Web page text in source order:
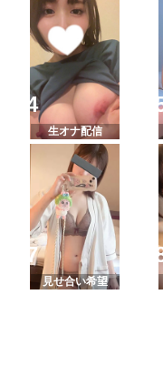
生オナ配信
見せ合い希望